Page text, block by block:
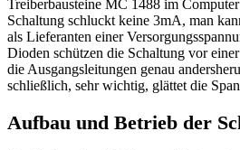
Treiberbausteine MC 1488 im
Schaltung schluckt keine 3mA, man
als Lieferanten einer
Dioden schützen die Schaltung vor
die Ausgangsleitungen genau
schließlich, sehr wichtig, glättet die
Aufbau und Betrieb der